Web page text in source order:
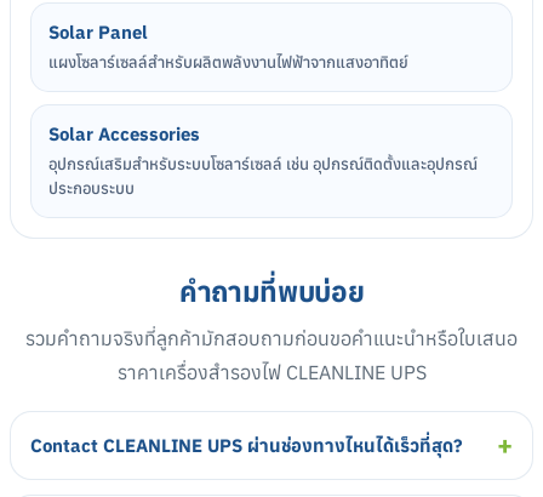
Solar Panel
แผงโซลาร์เซลล์สำหรับผลิตพลังงานไฟฟ้าจากแสงอาทิตย์
Solar Accessories
อุปกรณ์เสริมสำหรับระบบโซลาร์เซลล์ เช่น อุปกรณ์ติดตั้งและอุปกรณ์
ประกอบระบบ
คำถามที่พบบ่อย
รวมคำถามจริงที่ลูกค้ามักสอบถามก่อนขอคำแนะนำหรือใบเสนอ
ราคาเครื่องสำรองไฟ CLEANLINE UPS
Contact CLEANLINE UPS ผ่านช่องทางไหนได้เร็วที่สุด?